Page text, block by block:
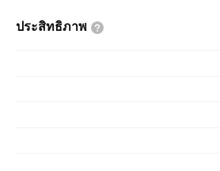
ประสิทธิภาพ